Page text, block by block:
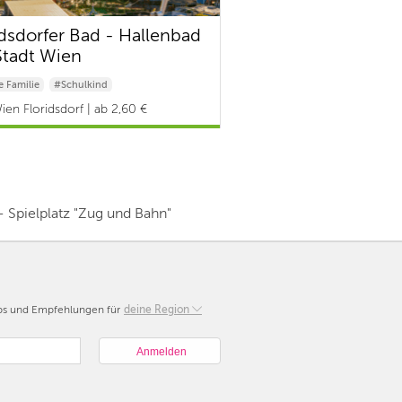
Bad - Hallenbad
Wien
Familie
#Schulkind
Kleinkind
Floridsdorf | ab 2,60 €
Spielplatz "Zug und Bahn"
und Empfehlungen für deine Region
Berlin
Hamburg